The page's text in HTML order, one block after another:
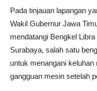
Pada tinjauan lapangan
Wakil Gubernur Jawa
mendatangi Bengkel
Surabaya, salah satu
untuk menangani
gangguan mesin setelah